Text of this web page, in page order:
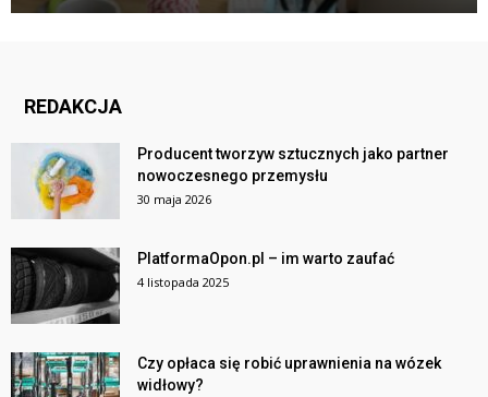
REDAKCJA
Producent tworzyw sztucznych jako partner
nowoczesnego przemysłu
30 maja 2026
PlatformaOpon.pl – im warto zaufać
4 listopada 2025
Czy opłaca się robić uprawnienia na wózek
widłowy?